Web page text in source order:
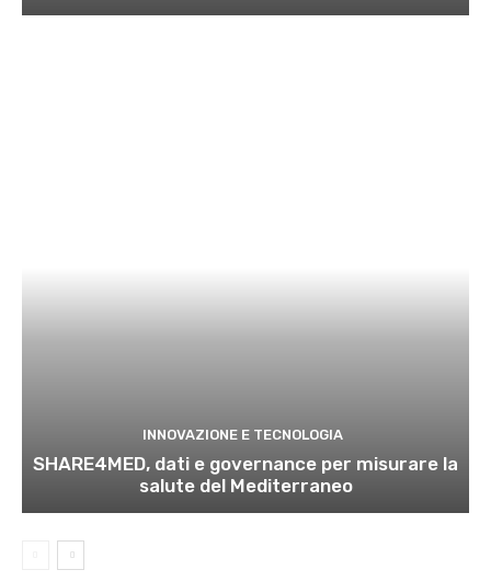
INNOVAZIONE E TECNOLOGIA
SHARE4MED, dati e governance per misurare la
salute del Mediterraneo